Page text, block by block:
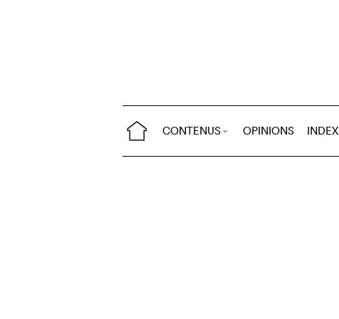
CONTENUS OPINIONS INDEX